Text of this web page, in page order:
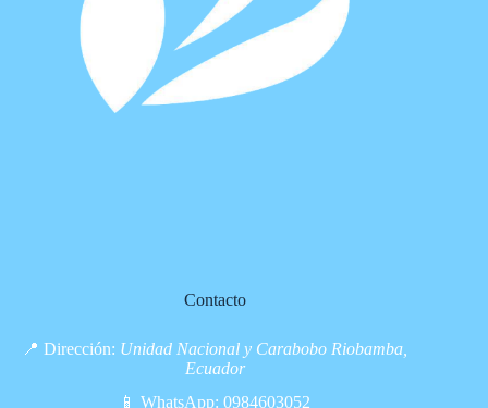
Contacto
📍 Dirección: Unidad Nacional y Carabobo Riobamba,
Ecuador
📱 WhatsApp:0984603052